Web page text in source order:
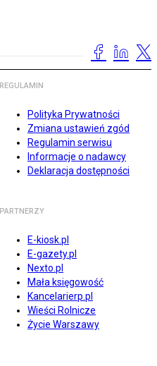
REGULAMIN
Polityka Prywatności
Zmiana ustawień zgód
Regulamin serwisu
Informacje o nadawcy
Deklaracja dostępności
PARTNERZY
E-kiosk.pl
E-gazety.pl
Nexto.pl
Mała księgowość
Kancelarierp.pl
Wieści Rolnicze
Życie Warszawy